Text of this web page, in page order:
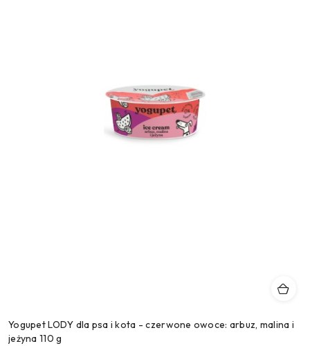
Yogupet LODY dla psa i kota - czerwone owoce: arbuz, malina i
jeżyna 110 g